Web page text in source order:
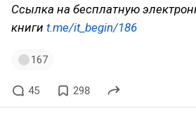
Ссылка на бесплатную
книги t.me/it_begin/186
167
45 298